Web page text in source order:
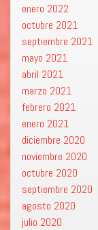
enero 2022
octubre 2021
septiembre 2021
mayo 2021
abril 2021
marzo 2021
febrero 2021
enero 2021
diciembre 2020
noviembre 2020
octubre 2020
septiembre 2020
agosto 2020
julio 2020